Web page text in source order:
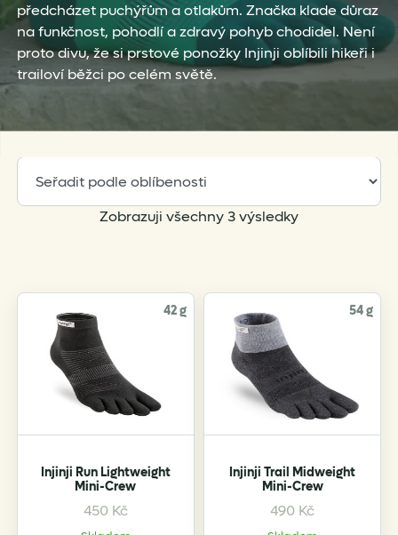
předcházet puchýřům a otlakům. Značka klade důraz
na funkčnost, pohodlí a zdravý pohyb chodidel. Není
proto divu, že si prstové ponožky Injinji oblíbili hikeři i
trailoví běžci po celém světě.
Zobrazuji všechny 3 výsledkySorted
42 g
Injinji Run Lightweight
Mini-Crew
450 Kč
This
54 g
Injinji Trail Midweight
Mini-Crew
490 Kč
This